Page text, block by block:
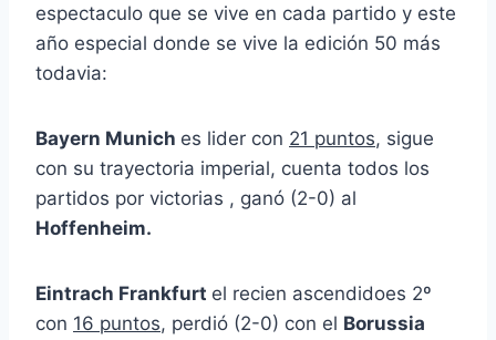
espectaculo que se vive en cada partido y este
año especial donde se vive la edición 50 más
todavia:
Bayern Munich es lider con 21 puntos, sigue
con su trayectoria imperial, cuenta todos los
partidos por victorias , ganó (2-0) al
Hoffenheim.
Eintrach Frankfurt el recien ascendidoes 2º
con 16 puntos, perdió (2-0) con el Borussia